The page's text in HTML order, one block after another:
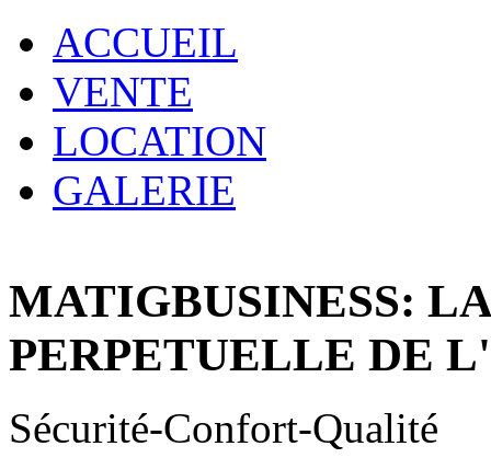
ACCUEIL
VENTE
LOCATION
GALERIE
MATIGBUSINESS:
PERPETUELLE DE
Sécurité-Confort-Qualité